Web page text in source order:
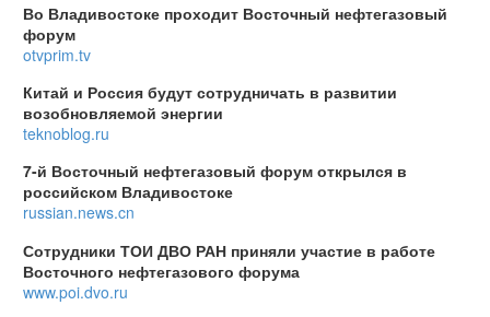
Во Владивостоке проходит Восточный нефтегазовый
форум
otvprim.tv
Китай и Россия будут сотрудничать в развитии
возобновляемой энергии
teknoblog.ru
7-й Восточный нефтегазовый форум открылся в
российском Владивостоке
russian.news.cn
Сотрудники ТОИ ДВО РАН приняли участие в работе
Восточного нефтегазового форума
www.poi.dvo.ru